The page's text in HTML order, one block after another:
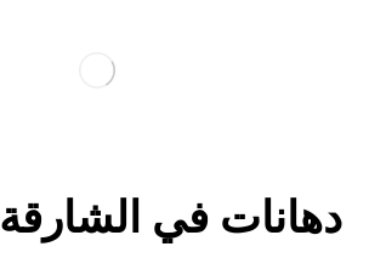
دهانات في الشارقة